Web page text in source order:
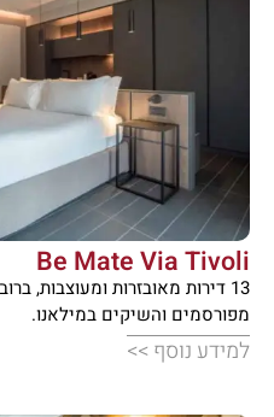





Be Mate Via Tivoli
13 דירות מאובזרות ומעוצבות,
מפורסמים והשיקים במילאנו.
למידע נוסף >>